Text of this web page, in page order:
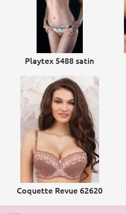
Playtex 5488 satin
Coquette Revue 62620